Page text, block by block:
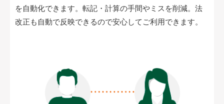
を自動化できます。転記・計算の手間やミスを削減。法
改正も自動で反映できるので安心してご利用できます。